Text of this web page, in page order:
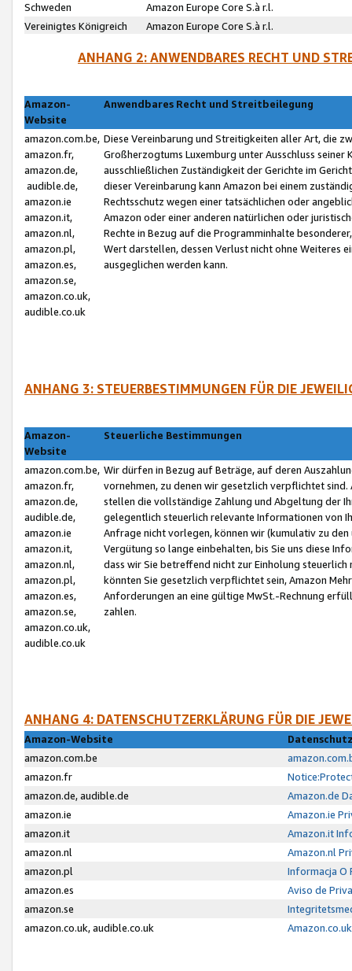
Schweden
Amazon Europe Core S.à r.l.
Vereinigtes Königreich
Amazon Europe Core S.à r.l.
ANHANG 2: ANWENDBARES RECHT UND
Amazon-
Website
Anwendbares Recht und Streitbeilegung
amazon.com.be,
amazon.fr,
amazon.de,
audible.de,
amazon.ie
amazon.it,
amazon.nl,
amazon.pl,
amazon.es,
amazon.se,
amazon.co.uk,
audible.co.uk
Diese Vereinbarung und Streitigkeiten aller Art, die
Großherzogtums Luxemburg unter Ausschluss
ausschließlichen Zuständigkeit der Gerichte im
dieser Vereinbarung kann Amazon bei einem
Rechtsschutz wegen einer tatsächlichen oder
Amazon oder einer anderen natürlichen oder
Rechte in Bezug auf die Programminhalte
Wert darstellen, dessen Verlust nicht ohne Weiteres
ausgeglichen werden kann.
ANHANG 3: STEUERBESTIMMUNGEN FÜR DIE
Amazon-
Website
Steuerliche Bestimmungen
amazon.com.be,
amazon.fr,
amazon.de,
audible.de,
amazon.ie
amazon.it,
amazon.nl,
amazon.pl,
amazon.es,
amazon.se,
amazon.co.uk,
audible.co.uk
Wir dürfen in Bezug auf Beträge, auf deren
vornehmen, zu denen wir gesetzlich verpflichtet
stellen die vollständige Zahlung und Abgeltung der
gelegentlich steuerlich relevante Informationen von
Anfrage nicht vorlegen, können wir (kumulativ zu
Vergütung so lange einbehalten, bis Sie uns diese
dass wir Sie betreffend nicht zur Einholung
könnten Sie gesetzlich verpflichtet sein, Amazon
Anforderungen an eine gültige MwSt.-Rechnung
zahlen.
ANHANG 4: DATENSCHUTZERKLÄRUNG FÜR DIE
Amazon-Website
amazon.com.be
amazon.fr
amazon.de, audible.de
Amazon.de
amazon.ie
Amazon.ie
amazon.it
Amazon.it
amazon.nl
Amazon.nl
amazon.pl
Informacja O
amazon.es
Aviso de
amazon.se
amazon.co.uk, audible.co.uk